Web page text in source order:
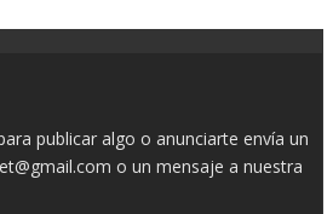
publicar algo o anunciarte envía un
o un mensaje a nuestra